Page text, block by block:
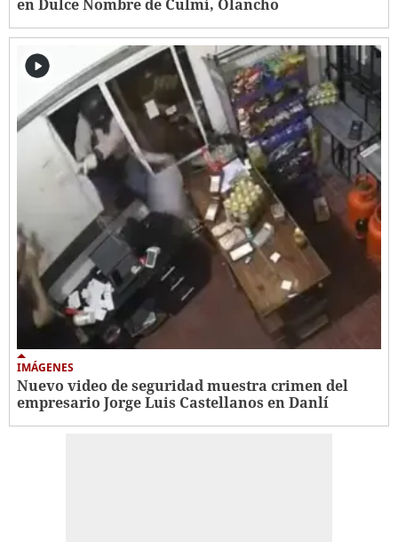
en Dulce Nombre de Culmí, Olancho
IMÁGENES
Nuevo video de seguridad muestra crimen del
empresario Jorge Luis Castellanos en Danlí